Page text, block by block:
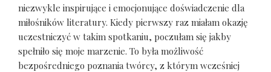
niezwykle inspirujące i emocjonujące doświadczenie dla
miłośników literatury. Kiedy pierwszy raz miałam okazję
uczestniczyć w takim spotkaniu, poczułam się jakby
spełniło się moje marzenie. To była możliwość
bezpośredniego poznania twórcy, z którym wcześniej